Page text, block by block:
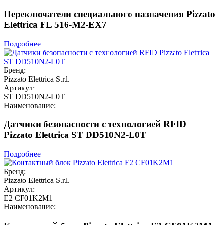
Переключатели специального назначения Pizzato
Elettrica FL 516-M2-EX7
Подробнее
Бренд:
Pizzato Elettrica S.r.l.
Артикул:
ST DD510N2-L0T
Наименование:
Датчики безопасности с технологией RFID
Pizzato Elettrica ST DD510N2-L0T
Подробнее
Бренд:
Pizzato Elettrica S.r.l.
Артикул:
E2 CF01K2M1
Наименование: